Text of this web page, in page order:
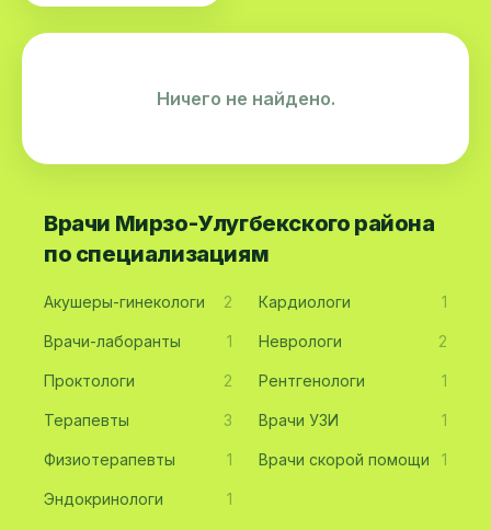
Ничего не найдено.
Врачи Мирзо-Улугбекского района
по специализациям
Акушеры-гинекологи 2 Кардиологи 1
Врачи-лаборанты 1 Неврологи 2
Проктологи 2 Рентгенологи 1
Терапевты 3 Врачи УЗИ 1
Физиотерапевты 1 Врачи скорой помощи 1
Эндокринологи 1